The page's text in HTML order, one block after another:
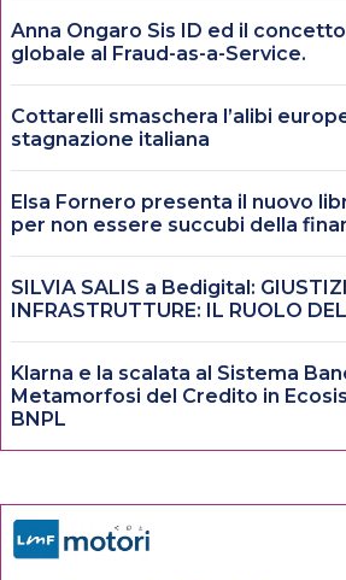
Anna Ongaro Sis ID ed il
globale al Fraud-as-a-Service.
Cottarelli smaschera l’alibi
stagnazione italiana
Elsa Fornero presenta il nuovo
per non essere succubi della
SILVIA SALIS a Bedigital:
INFRASTRUTTURE: IL RUOLO
Klarna e la scalata al Sistema
Metamorfosi del Credito in
BNPL